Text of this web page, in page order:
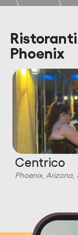
Phoenix
Centrico
Phoenix, Arizona,